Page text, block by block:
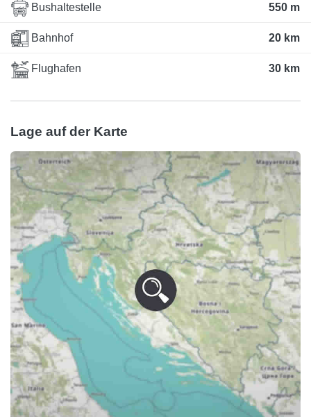
Bushaltestelle 550 m
Bahnhof 20 km
Flughafen 30 km
Lage auf der Karte